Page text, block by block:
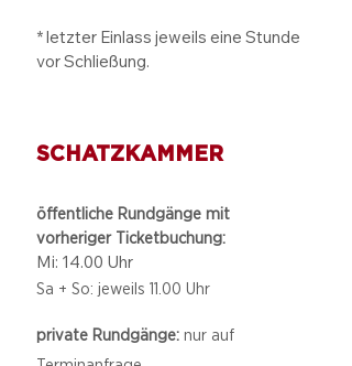
* letzter Einlass jeweils eine Stunde
vor Schließung.
SCHATZKAMMER
öffentliche Rundgänge mit
vorheriger Ticketbuchung:
Mi: 14.00 Uhr
Sa + So: jeweils 11.00 Uhr
private Rundgänge: nur auf